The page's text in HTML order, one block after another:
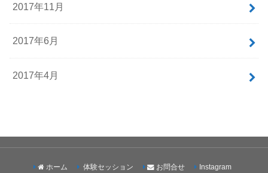
2017年11月
2017年6月
2017年4月
ホーム 体験セッション お問合せ Instagram